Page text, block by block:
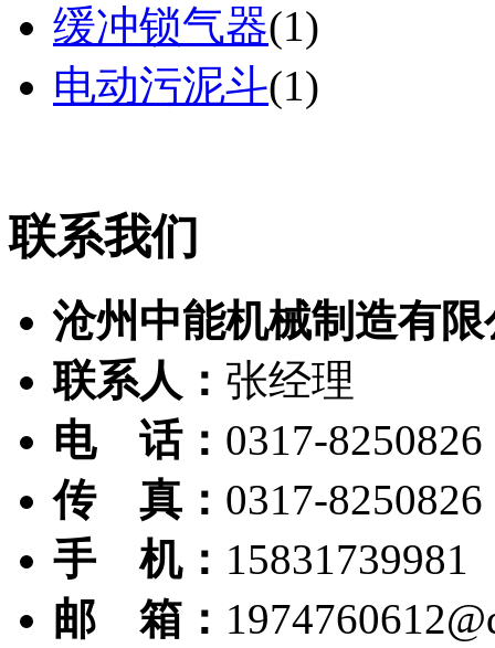
缓冲锁气器(1)
电动污泥斗(1)
联系我们
沧州中能机械制造有限
联系人： 张经理
电 话： 0317-8250826
传 真： 0317-8250826
手 机： 15831739981
邮 箱：